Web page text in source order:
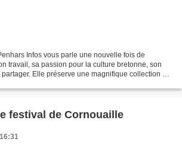
Infos vous parle une nouvelle fois de
travail, sa passion pour la culture bretonne, son
Elle préserve une magnifique collection de
festival de Cornouaille